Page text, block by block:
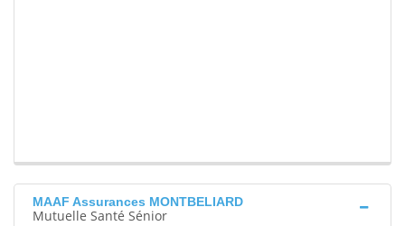
MAAF Assurances MONTBELIARD
Mutuelle Santé Sénior